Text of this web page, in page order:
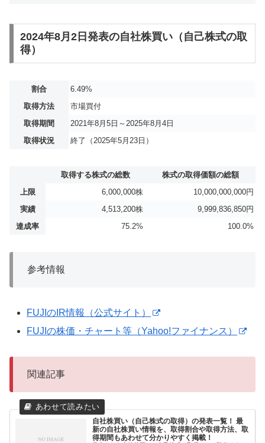
2024年8月2日発表の自社株買い（自己株式の取
得）
割合
6.49%
取得方法
市場買付
取得期間
2021年8月5日～2025年8月4日
取得状況
終了（2025年5月23日）
取得する株式の総数
株式の取得価額の総額
上限
6,000,000株
10,000,000,000円
実績
4,513,200株
9,999,836,850円
達成率
75.2% 100.0%
参考情報
FUJIのIR情報（公式サイト）
FUJIの株価・チャート等（Yahoo!ファイナンス）
関連記事
自社株買い（自己株式の取得）の発表一覧！ 最
新の自社株買い情報を、取得割合や取得方法、取
得期間もあわせて分かりやすく掲載！